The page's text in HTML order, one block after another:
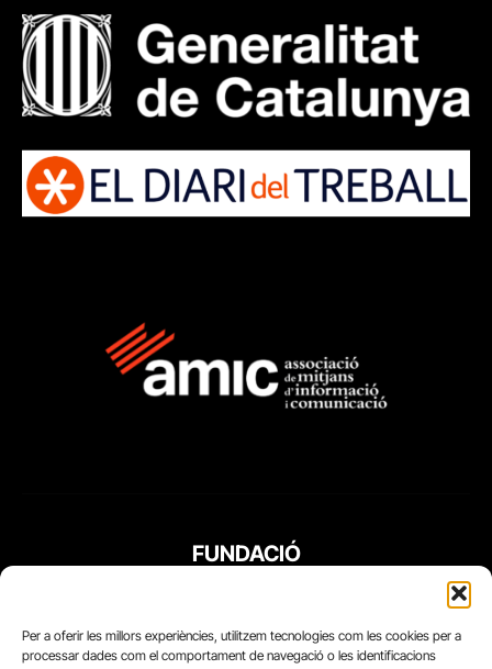
Per a oferir les millors experiències, utilitzem tecnologies com les cookies per a
processar dades com el comportament de navegació o les identificacions
FUNDACIÓ